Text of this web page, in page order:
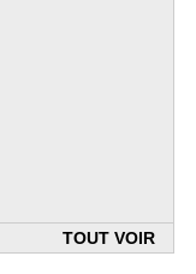
TOUT VOIR